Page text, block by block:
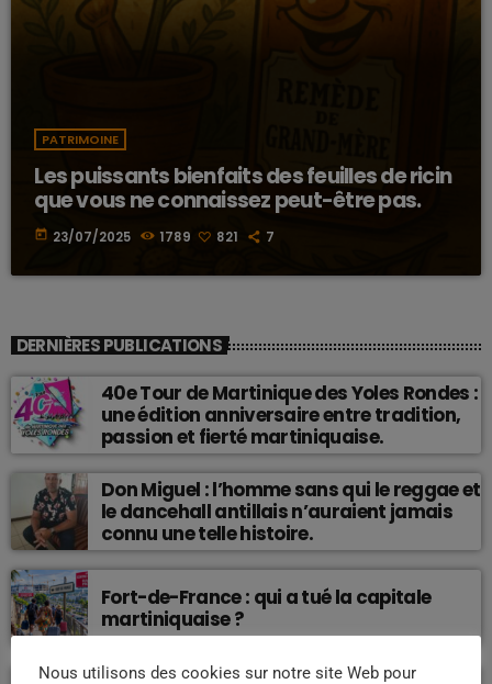
PATRIMOINE
Les puissants bienfaits des feuilles de ricin
que vous ne connaissez peut-être pas.
today 23/07/2025 1789 821 7
DERNIÈRES PUBLICATIONS
40e Tour de Martinique des Yoles Rondes :
une édition anniversaire entre tradition,
passion et fierté martiniquaise.
Don Miguel : l’homme sans qui le reggae et
le dancehall antillais n’auraient jamais
connu une telle histoire.
Fort-de-France : qui a tué la capitale
martiniquaise ?
Nous utilisons des cookies sur notre site Web pour